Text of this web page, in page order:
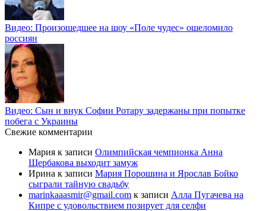
Видео: Произошедшее на шоу «Поле чудес» ошеломило
россиян
Видео: Сын и внук Софии Ротару задержаны при попытке
побега с Украины
Свежие комментарии
Мария к записи Олимпийская чемпионка Анна
Щербакова выходит замуж
Ирина к записи Мария Порошина и Ярослав Бойко
сыграли тайную свадьбу
marinkaaasmir@gmail.com к записи Алла Пугачева на
Кипре с удовольствием позирует для селфи